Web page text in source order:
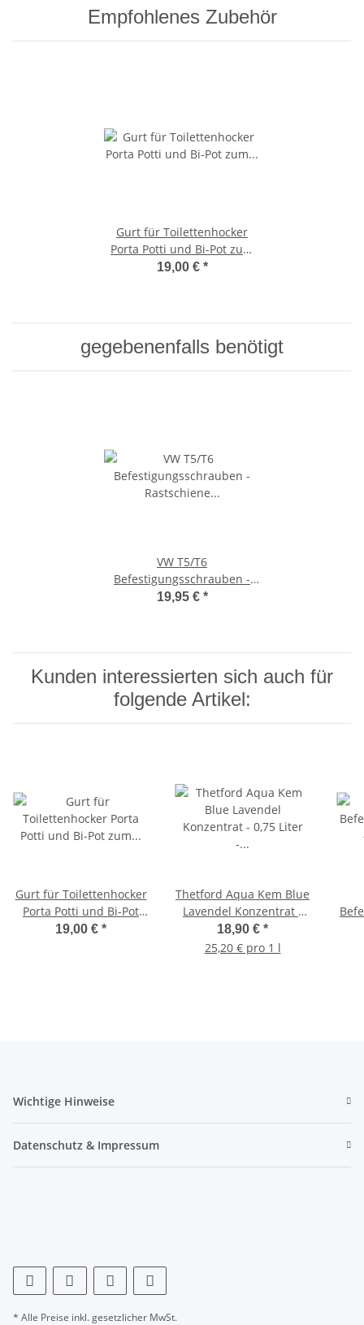
Empfohlenes Zubehör
Gurt für Toilettenhocker
Porta Potti und Bi-Pot zum
leichten Herausheben
19,00 € *
gegebenenfalls benötigt
VW T5/T6
Befestigungsschrauben -
Rastschiene Multiflexboard
19,95 € *
Kunden interessierten sich auch für
folgende Artikel:
Gurt für Toilettenhocker
Porta Potti und Bi-Pot
zum leichten
19,00 € *
Thetford Aqua Kem Blue
Lavendel Konzentrat -
0,75 Liter -
Sanitärflüssigkeit
18,90 € *
25,20 € pro 1 l
Wichtige Hinweise
Datenschutz & Impressum
* Alle Preise inkl. gesetzlicher MwSt.